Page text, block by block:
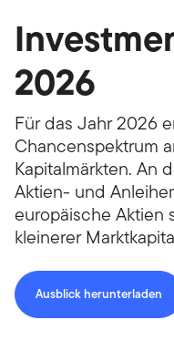
2026
Für das Jahr 2026
Chancenspektrum
Kapitalmärkten. An
Aktien- und
europäische Aktien
kleinerer
Ausblick herunterladen